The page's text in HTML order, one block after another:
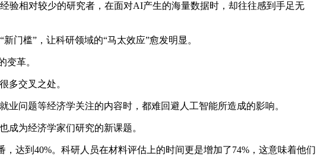
相对较少的研究者，在面对AI产生的海量数据时，却往往感到手足无
槛”，让科研领域的“马太效应”愈发明显。
革。
交叉之处。
问题等经济学关注的内容时，都难回避人工智能所造成的影响。
为经济学家们研究的新课题。
到40%。科研人员在材料评估上的时间更是增加了74%，这意味着他们